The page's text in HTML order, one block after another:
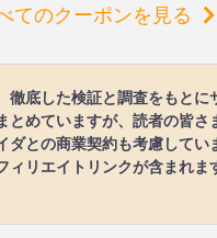
てのクーポンを見る
徹底した検証と調査をもとに
とめていますが、読者の皆さ
ダとの商業契約も考慮してい
ィリエイトリンクが含まれま